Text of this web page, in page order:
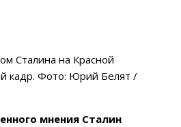
Сталина на Красной
кадр. Фото: Юрий Белят /
мнения Сталин